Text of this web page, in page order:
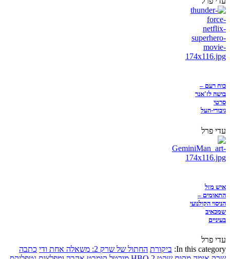
כוח רעם –
בושה לז'אנר
סרטי
גיבורי-העל
עדי פרל
איש מזל
התאומים –
הניסוי הקולנועי
שמכאיב
בעיניים
עדי פרל
In this category: ביקורת החתול של שרק 2: משאלה אחת ודי
כתבה